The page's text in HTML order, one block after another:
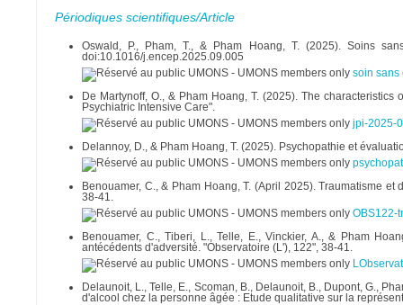
Périodiques scientifiques/Article
Oswald, P., Pham, T., & Pham Hoang, T. (2025). Soins
doi:10.1016/j.encep.2025.09.005
soin sans
De Martynoff, O., & Pham Hoang, T. (2025). The
Psychiatric Intensive Care".
jpi-2025-
Delannoy, D., & Pham Hoang, T. (2025). Psychopathie et
Benouamer, C., & Pham Hoang, T. (April 2025). Traumatisme
38-41.
OBS122-
Benouamer, C., Tiberi, L., Telle, E., Vinckier, A., & Pham
antécédents d'adversité. "Observatoire (L'), 122", 38-41.
Delaunoit, L., Telle, E., Scoman, B., Delaunoit, B., Dupont, G.,
d'alcool chez la personne âgée : Etude qualitative sur la